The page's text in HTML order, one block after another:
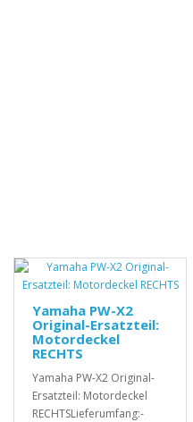
Yamaha PW-X2
Original-Ersatzteil:
Motordeckel
RECHTS
Yamaha PW-X2 Original-
Ersatzteil: Motordeckel
RECHTSLieferumfang:-